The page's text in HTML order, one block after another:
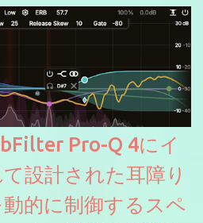
Pro-Q 4にイ
設計された耳障り
的に制御するスペ